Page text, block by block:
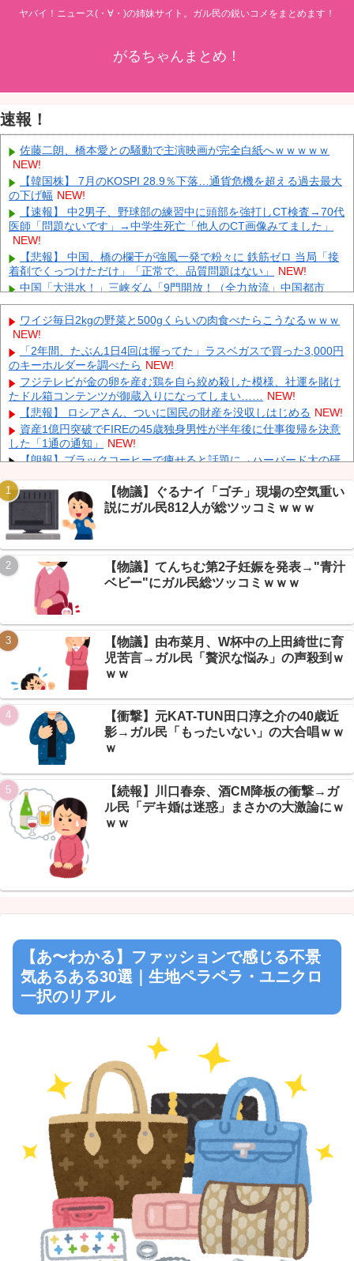
ヤバイ！ニュース(・∀・)の姉妹サイト。ガル民の鋭いコメをまとめます！
がるちゃんまとめ！
速報！
佐藤二朗、橋本愛との騒動で主演映画が完全白紙へｗｗｗｗｗ
NEW!
【韓国株】 7月のKOSPI 28.9％下落…通貨危機を超える過去最大
の下げ幅 NEW!
【速報】 中2男子、野球部の練習中に頭部を強打しCT検査→70代
医師「問題ないです」→中学生死亡「他人のCT画像みてました」
NEW!
【悲報】 中国、橋の欄干が強風一発で粉々に 鉄筋ゼロ 当局「接
着剤でくっつけただけ」「正常で、品質問題はない」
NEW!
中国「大洪水！」三峡ダム「9門開放！（全力放流」中国都市
「三峡沿線の道路水没」中国政府「高速道路封鎖！」中国ダム「緊
急放流に合わせて開門（土砂崩れ発生」→ NEW!
【試合実況】 西武スタメン 先発:高橋光成（2026.8.7）
「被告はモンスター」元ジャンポケ斉藤慎二被告に懲役７年求刑
でほぼ実刑確実？弁護側の主張が無理筋なワケ
伊Autosprint誌：ニューエイ代表渾身のアストンマーチンAMR26
を改善に導いた最大の功労者はカルディレ
NEW!
【画像】 小倉ゆうか(27)さん、7年ぶり『FRIDAY』表紙で神ボデ
ィ大解放 NEW!
日本代表FW前田大然がイプスウィッチ・タウンへ移籍決定！プ
レミアリーグ初挑戦 NEW!
Powered by livedoor 相互RSS
ワイジ毎日2kgの野菜と500gくらいの肉食べたらこうなるｗｗｗ
NEW!
「2年間、たぶん1日4回は握ってた」ラスベガスで買った3,000円
のキーホルダーを調べたら NEW!
フジテレビが金の卵を産む鶏を自ら絞め殺した模様、社運を賭け
たドル箱コンテンツが御蔵入りになってしまい…… NEW!
【悲報】 ロシアさん、ついに国民の財産を没収しはじめる NEW!
資産1億円突破でFIREの45歳独身男性が半年後に仕事復帰を決意
した「1通の通知」
NEW!
【朗報】ブラックコーヒーで痩せると話題に→ハーバード大の研
【続報】ショートスリーパー堀さん、月15万商材＆協会運営が発
覚→ガリレオ民ドン引きｗｗｗ NEW!
【朗報】円高で海外旅行勢が大興奮→30カ国目の猛者に一同尊敬
ｗｗｗ NEW!
【朗報】AveMujica民の日常、謎のVもハマるMyGO新曲に丁寧語
で大盛り上がりですわｗ NEW!
【まとめ】X収益化ルール大幅変更→インプレゾンビ死亡待望論
に賛否ｗｗｗ
Powered by livedoor 相互RSS
【物議】ぐるナイ「ゴチ」現場の空気重い
説にガル民812人が総ツッコミｗｗｗ
【物議】てんちむ第2子妊娠を発表→"青汁
ベビー"にガル民総ツッコミｗｗｗ
【物議】由布菜月、W杯中の上田綺世に育
児苦言→ガル民「贅沢な悩み」の声殺到ｗ
ｗｗ
【衝撃】元KAT-TUN田口淳之介の40歳近
影→ガル民「もったいない」の大合唱ｗｗ
ｗ
【続報】川口春奈、酒CM降板の衝撃→ガ
ル民「デキ婚は迷惑」まさかの大激論にｗ
ｗｗ
【あ〜わかる】ファッションで感じる不景
気あるある30選｜生地ペラペラ・ユニクロ
一択のリアル